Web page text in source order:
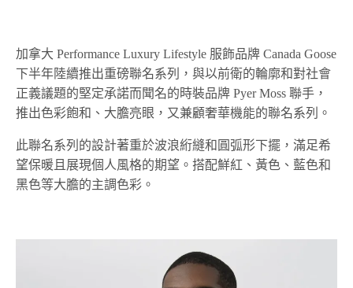
加拿大 Performance Luxury Lifestyle 服飾品牌 Canada Goose
下半年陸續推出重磅聯名系列，與以前衛的輪廓和對社會
正義議題的堅定承諾而聞名的時裝品牌 Pyer Moss 聯手，
推出色彩飽和、大膽亮眼，又兼顧奢華機能的聯名系列。
此聯名系列的設計著重於波浪絎縫和圓弧形下擺，滿足希
望保暖且展現個人風格的期望。搭配鮮紅、黃色、藍色和
黑色等大膽的主調色彩。